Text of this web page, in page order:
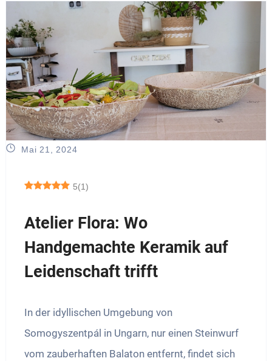
Mai 21, 2024
5(1)
Atelier Flora: Wo
Handgemachte Keramik auf
Leidenschaft trifft
In der idyllischen Umgebung von
Somogyszentpál in Ungarn, nur einen Steinwurf
vom zauberhaften Balaton entfernt, findet sich